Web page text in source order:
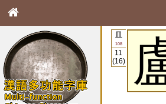
皿
108
11
(16)